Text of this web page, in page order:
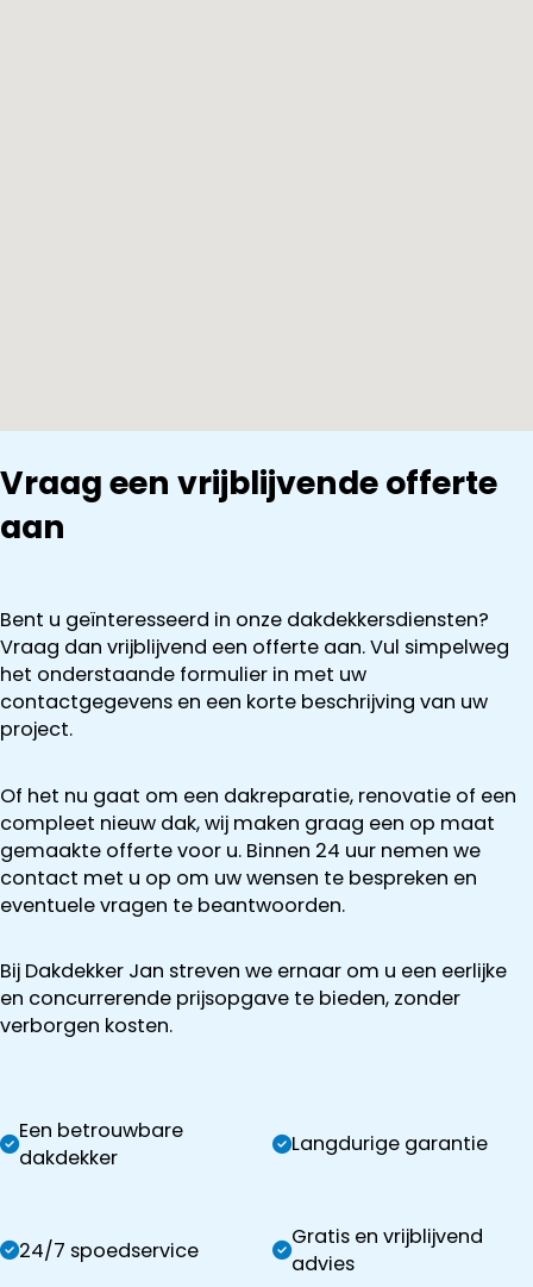
Vraag een vrijblijvende offerte
aan
Bent u geïnteresseerd in onze dakdekkersdiensten?
Vraag dan vrijblijvend een offerte aan. Vul simpelweg
het onderstaande formulier in met uw
contactgegevens en een korte beschrijving van uw
project.
Of het nu gaat om een dakreparatie, renovatie of een
compleet nieuw dak, wij maken graag een op maat
gemaakte offerte voor u. Binnen 24 uur nemen we
contact met u op om uw wensen te bespreken en
eventuele vragen te beantwoorden.
Bij Dakdekker Jan streven we ernaar om u een eerlijke
en concurrerende prijsopgave te bieden, zonder
verborgen kosten.
Een betrouwbare
dakdekker
Langdurige garantie
24/7 spoedservice
Gratis en vrijblijvend
advies